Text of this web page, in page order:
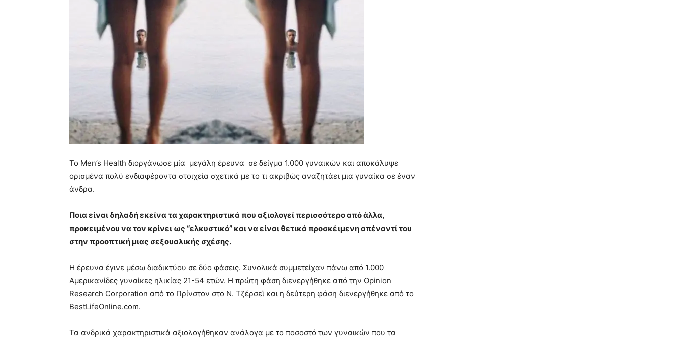
Το Men’s Health διοργάνωσε μία μεγάλη έρευνα σε δείγμα 1.000 γυναικών και αποκάλυψε
ορισμένα πολύ ενδιαφέροντα στοιχεία σχετικά με το τι ακριβώς αναζητάει μια γυναίκα σε έναν
άνδρα.
Ποια είναι δηλαδή εκείνα τα χαρακτηριστικά που αξιολογεί περισσότερο από άλλα,
προκειμένου να τον κρίνει ως “ελκυστικό” και να είναι θετικά προσκέιμενη απέναντί του
στην προοπτική μιας σεξουαλικής σχέσης.
Η έρευνα έγινε μέσω διαδικτύου σε δύο φάσεις. Συνολικά συμμετείχαν πάνω από 1.000
Αμερικανίδες γυναίκες ηλικίας 21-54 ετών. Η πρώτη φάση διενεργήθηκε από την Opinion
Research Corporation από το Πρίνστον στο Ν. Τζέρσεϊ και η δεύτερη φάση διενεργήθηκε από το
BestLifeOnline.com.
Τα ανδρικά χαρακτηριστικά αξιολογήθηκαν ανάλογα με το ποσοστό των γυναικών που τα